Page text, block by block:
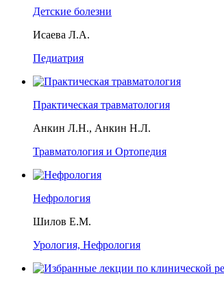
Детские болезни
Исаева Л.А.
Педиатрия
Практическая травматология
Анкин Л.Н., Анкин Н.Л.
Травматология и Ортопедия
Нефрология
Шилов Е.М.
Урология, Нефрология